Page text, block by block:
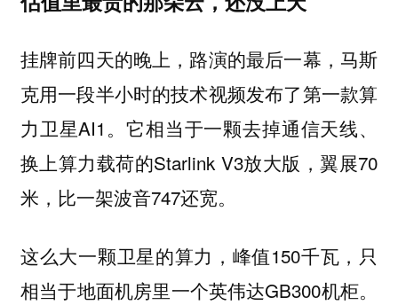
挂牌前四天的晚上，路演的最后一幕，马斯
克用一段半小时的技术视频发布了第一款算
力卫星AI1。它相当于一颗去掉通信天线、
换上算力载荷的Starlink V3放大版，翼展70
米，比一架波音747还宽。
这么大一颗卫星的算力，峰值150千瓦，只
相当于地面机房里一个英伟达GB300机柜。